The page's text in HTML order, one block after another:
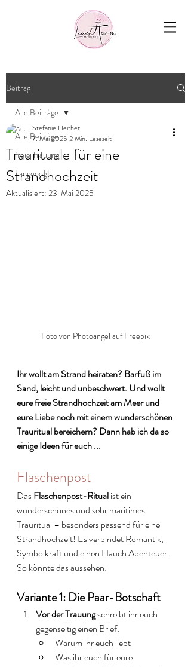
Beitrag
Alle Beiträge
freie Trauung
Langeoog
Alle Beiträge
Traurituale für eine
Strandhochzeit
Stefanie Heither
7. Mai 2025 2 Min. Lesezeit
Aktualisiert: 23. Mai 2025
Foto von Photoangel auf Freepik
Ihr wollt am Strand heiraten? Barfuß im
Sand, leicht und unbeschwert. Und wollt
eure freie Strandhochzeit am Meer und
eure Liebe noch mit einem wunderschönen
Trauritual bereichern? Dann hab ich da so
einige Ideen für euch ...
Flaschenpost
Das Flaschenpost-Ritual ist ein
wunderschönes und sehr maritimes
Trauritual – besonders passend für eine
Strandhochzeit! Es verbindet Romantik,
Symbolkraft und einen Hauch Abenteuer.
So könnte das aussehen:
Variante 1: Die Paar-Botschaft
Vor der Trauung schreibt ihr euch
gegenseitig einen Brief:
Warum ihr euch liebt
Was ihr euch für eure